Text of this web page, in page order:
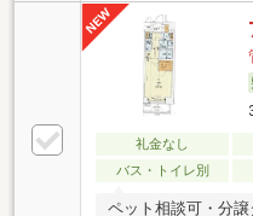
礼金なし
バス・トイレ別
ペット相談可・分